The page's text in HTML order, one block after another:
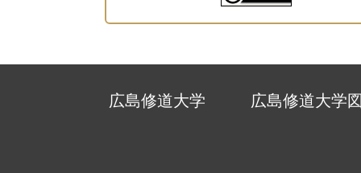
広島修道大学 広島修道大学